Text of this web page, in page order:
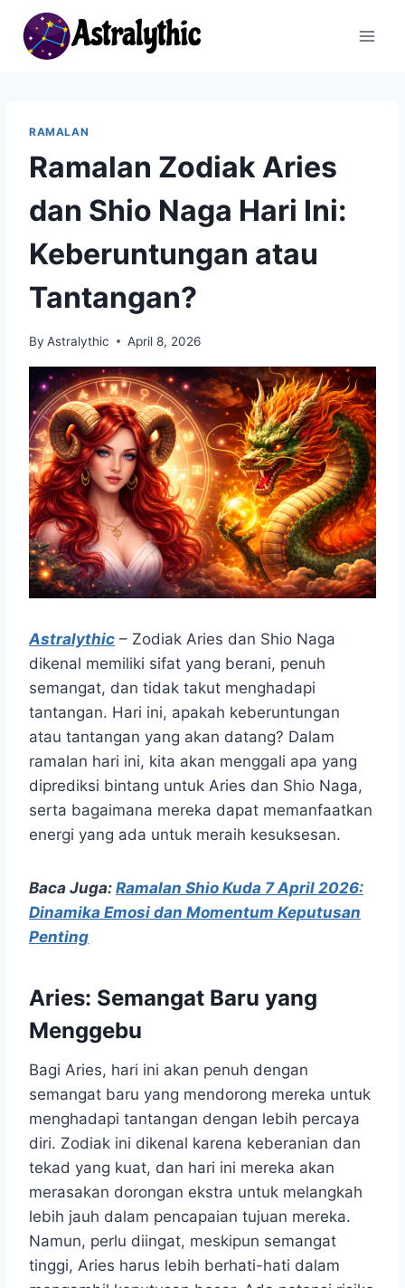
content
RAMALAN
Ramalan Zodiak Aries
dan Shio Naga Hari Ini:
Keberuntungan atau
Tantangan?
By Astralythic April 8, 2026
Astralythic – Zodiak Aries dan Shio Naga
dikenal memiliki sifat yang berani, penuh
semangat, dan tidak takut menghadapi
tantangan. Hari ini, apakah keberuntungan
atau tantangan yang akan datang? Dalam
ramalan hari ini, kita akan menggali apa yang
diprediksi bintang untuk Aries dan Shio Naga,
serta bagaimana mereka dapat memanfaatkan
energi yang ada untuk meraih kesuksesan.
Baca Juga: Ramalan Shio Kuda 7 April 2026:
Dinamika Emosi dan Momentum Keputusan
Penting
Aries: Semangat Baru yang
Menggebu
Bagi Aries, hari ini akan penuh dengan
semangat baru yang mendorong mereka untuk
menghadapi tantangan dengan lebih percaya
diri. Zodiak ini dikenal karena keberanian dan
tekad yang kuat, dan hari ini mereka akan
merasakan dorongan ekstra untuk melangkah
lebih jauh dalam pencapaian tujuan mereka.
Namun, perlu diingat, meskipun semangat
tinggi, Aries harus lebih berhati-hati dalam